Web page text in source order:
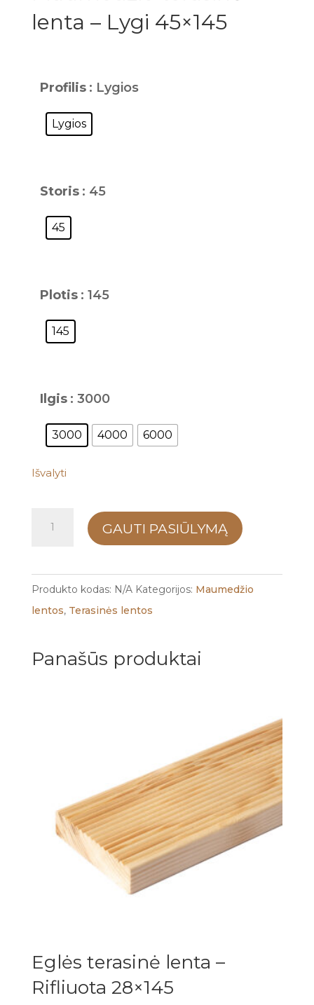
lenta – Lygi 45×145
Profilis : Lygios
Lygios
Storis : 45
45
Plotis : 145
145
Ilgis : 3000
3000 4000 6000
Išvalyti
produkto
45x145
GAUTI PASIŪLYMĄ
Produkto kodas: N/A Kategorijos: Maumedžio
lentos, Terasinės lentos
Panašūs produktai
Eglės terasinė lenta –
Rifliuota 28×145